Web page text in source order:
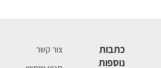
כתבות
נוספות
צור קשר